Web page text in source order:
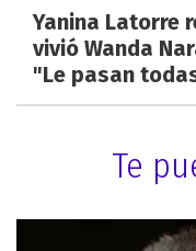
Yanina Latorre
vivió Wanda
"Le pasan
Te